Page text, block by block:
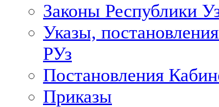
Законы Республики
Указы,
РУз
Постановления
Приказы